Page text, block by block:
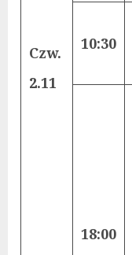
Czw.
2.11
10:30
18:00